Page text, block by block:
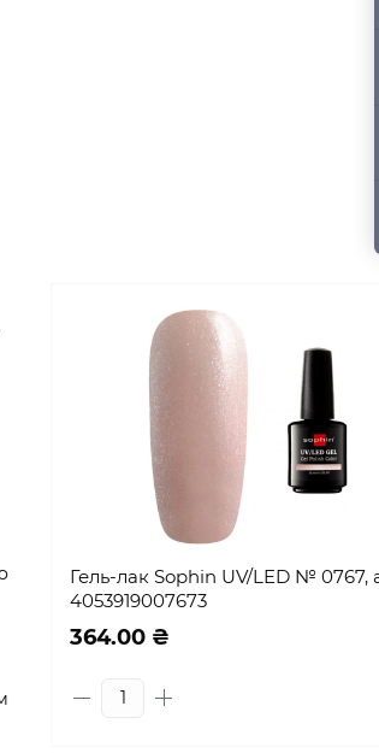
Гель-лак Sophin UV/LED № 0767,
4053919007673
364.00 ₴